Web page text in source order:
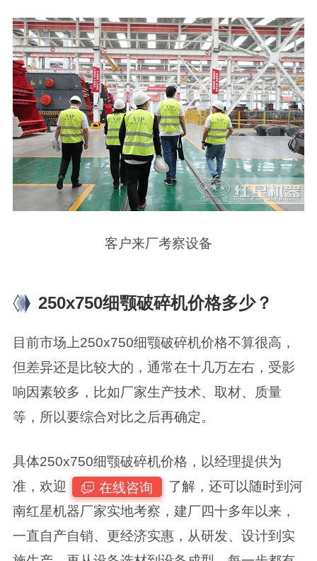
客户来厂考察设备
250x750细颚破碎机价格多少？
目前市场上250x750细颚破碎机价格不算很高，
但差异还是比较大的，通常在十几万左右，受影
响因素较多，比如厂家生产技术、取材、质量
等，所以要综合对比之后再确定。
具体250x750细颚破碎机价格，以经理提供为
准，欢迎
在线咨询
了解，还可以随时到河
南红星机器厂家实地考察，建厂四十多年以来，
一直自产自销、更经济实惠，从研发、设计到实